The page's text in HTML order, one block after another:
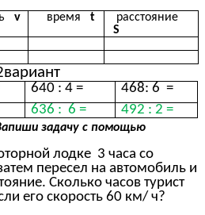
v времяt
расстояние
S
640 : 4 =
468: 6 =
636 : 6 = 492 : 2 =
задачу с помощью
лодке 3 часа со
пересел на автомобиль и
Сколько часов турист
его скорость 60 км/ ч?